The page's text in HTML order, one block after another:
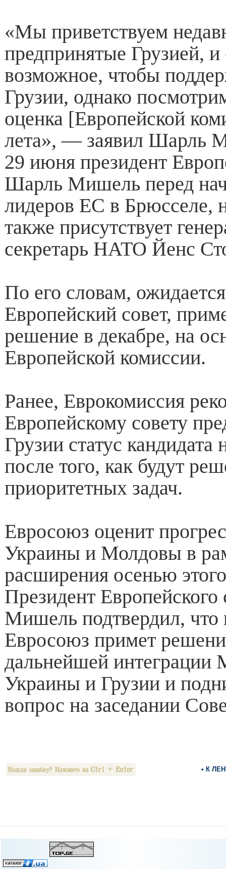
«Мы приветствуем
предпринятые Грузией, и
возможное, чтобы
Грузии, однако
оценка [Европейской
лета», — заявил Шарль
29 июня президент
Шарль Мишель перед
лидеров ЕС в Брюсселе,
также присутствует
секретарь НАТО Йенс
По его словам,
Европейский совет,
решение в декабре, на
Европейской комиссии.
Ранее, Еврокомиссия
Европейскому совету
Грузии статус
после того, как будут
приоритетных задач.
Евросоюз оценит
Украины и Молдовы в
расширения осенью
Президент
Мишель подтвердил, что
Евросоюз примет
дальнейшей интеграции
Украины и Грузии и
вопрос на заседании
• К